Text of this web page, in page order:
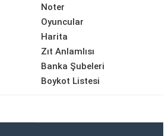
Noter
Oyuncular
Harita
Zıt Anlamlısı
Banka Şubeleri
Boykot Listesi